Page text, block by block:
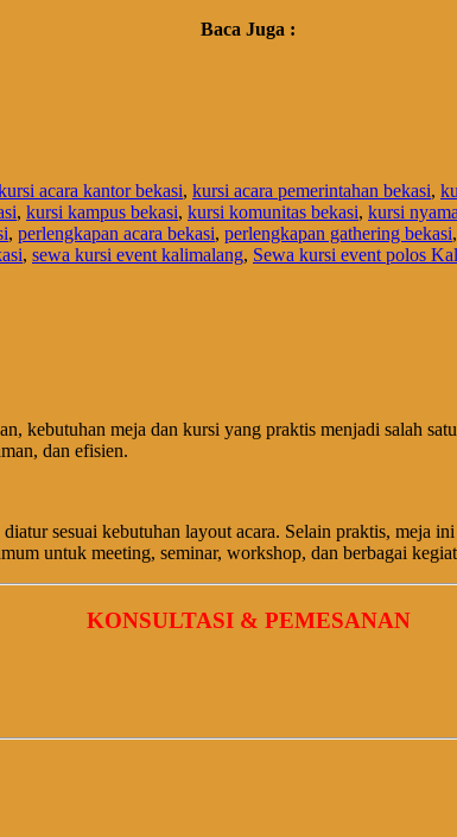
Baca Juga :
acara kantor bekasi, kursi acara pemerintahan bekasi,
, kursi kampus bekasi, kursi komunitas bekasi, kursi
, perlengkapan acara bekasi, perlengkapan gathering bekasi,
, sewa kursi event kalimalang, Sewa kursi event polos
kebutuhan meja dan kursi yang praktis menjadi salah
dan efisien.
sesuai kebutuhan layout acara. Selain praktis, meja
untuk meeting, seminar, workshop, dan berbagai
KONSULTASI & PEMESANAN